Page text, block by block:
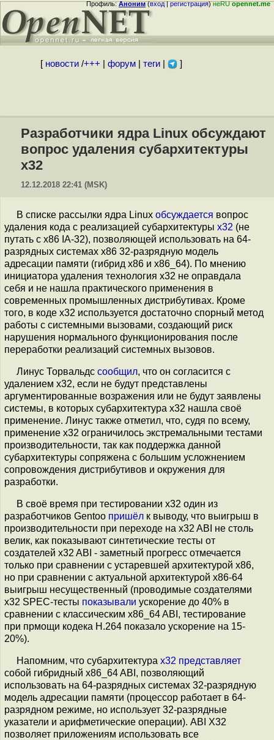
Профиль:Аноним(вход|регистрация)неRUopennet.me
[ новости/+++ форум| теги| ]
Разработчики ядра Linux обсуждают
вопрос удаления субархитектуры
x32
12.12.2018 22:41 (MSK)
В списке рассылки ядра Linux обсуждается вопрос
удаления кода с реализацией субархитектуры x32 (не
путать с x86 IA-32), позволяющей использовать на 64-
разрядных системах x86 32-разрядную модель
адресации памяти (гибрид x86 и x86_64). По мнению
инициатора удаления технология x32 не оправдала
себя и не нашла практического применения в
современных промышленных дистрибутивах. Кроме
того, в коде x32 используется достаточно спорный метод
работы с системными вызовами, создающий риск
нарушения нормального функционирования после
переработки реализаций системных вызовов.
Линус Торвальдс сообщил, что он согласится с
удалением x32, если не будут представлены
аргументированные возражения или не будут заявлены
системы, в которых субархитектура x32 нашла своё
применение. Линус также отметил, что, судя по всему,
применение x32 ограничилось экстремальными тестами
производительности, так как поддержка данной
субархитектуры сопряжена с большим усложнением
сопровождения дистрибутивов и окружения для
разработки.
В своё время при тестировании x32 один из
разработчиков Gentoo пришёл к выводу, что выигрыш в
производительности при переходе на x32 ABI не столь
велик, как показывают синтетические тесты от
создателей x32 ABI - заметный прогресс отмечается
только при сравнении с устаревшей архитектурой x86,
но при сравнении с актуальной архитектурой x86-64
выигрыш несущественный (проводимые создателями
x32 SPEC-тесты показывали ускорение до 40% в
сравнении с классическим x86_64 ABI, тестирование
при прмощи кодека H.264 показало ускорение на 15-
20%).
Напомним, что субархитектура x32 представляет
собой гибридный x86_64 ABI, позволяющий
использовать на 64-разрядных системах 32-разрядную
модель адресации памяти (процессор работает в 64-
разрядном режиме, но использует 32-разрядные
указатели и арифметические операции). ABI X32
позволяет приложениям использовать все